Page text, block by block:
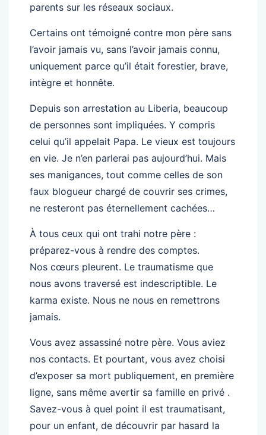
parents sur les réseaux sociaux.
Certains ont témoigné contre mon père sans
l’avoir jamais vu, sans l’avoir jamais connu,
uniquement parce qu’il était forestier, brave,
intègre et honnête.
Depuis son arrestation au Liberia, beaucoup
de personnes sont impliquées. Y compris
celui qu’il appelait Papa. Le vieux est toujours
en vie. Je n’en parlerai pas aujourd’hui. Mais
ses manigances, tout comme celles de son
faux blogueur chargé de couvrir ses crimes,
ne resteront pas éternellement cachées…
À tous ceux qui ont trahi notre père :
préparez-vous à rendre des comptes.
Nos cœurs pleurent. Le traumatisme que
nous avons traversé est indescriptible. Le
karma existe. Nous ne nous en remettrons
jamais.
Vous avez assassiné notre père. Vous aviez
nos contacts. Et pourtant, vous avez choisi
d’exposer sa mort publiquement, en première
ligne, sans même avertir sa famille en privé .
Savez-vous à quel point il est traumatisant,
pour un enfant, de découvrir par hasard la